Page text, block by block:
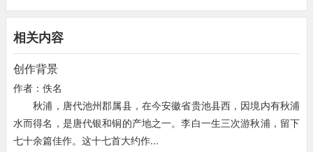
以美丽著称的山鸡，
照自己的华美的羽毛。
两鬓入秋浦，
入了秋浦之境，一个早晨就愁白了我的双鬓。一个
早晨就愁白了我的双鬓。
愤。“望长安”正是诗眼所在。后面四句是对江水说的话。“遥传一掬
泪，为我达扬州。”扬州是北上长安的必经之处，诗人要把忧国之
泪寄往扬州，实为寄往长安。泪虽一掬，却极有分量。第二首诗与
前一首一样，也是抒发客愁和对长安的思念，思归益切，愁绪愈来
浓。“秋浦猿夜愁，黄山堪白头。清溪非陇水，翻作断肠流。”前四
句写别愁，比较婉曲；“欲去不得去，薄游成久游。何年是归日，
雨泪下孤舟。”后四句进一步言归思，直抒胸臆，一气呵成。第三
首诗是一首具有寓意的咏物诗。此诗正面赞美秋浦的锦驼鸟，而以
相关内容
创作背景
作者：佚名
秋浦，唐代池州郡属县，在今安徽省贵池县西，因境内有秋浦
水而得名，是唐代银和铜的产地之一。李白一生三次游秋浦，留下
七十余篇佳作。这十七首大约作...